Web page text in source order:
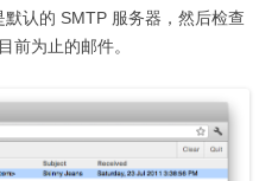
默认的 SMTP 服务器，然后检查
前为止的邮件。